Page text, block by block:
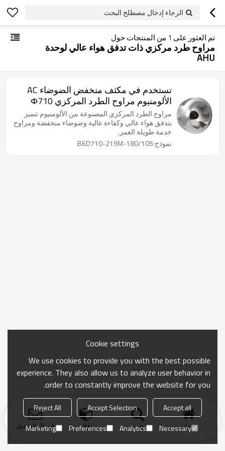
الرجاء إدخال مصطلح البحث
تم العثور على 1 من المنتجات حول
مراوح طرد مركزي ذات تدفق هواء عالي لوحدة
AHU
تستخدم في مكثف منخفض الضوضاء AC
الألومنيوم مراوح الطرد المركزي Φ710
تخصيص
مراوح الطرد المركزي المصنوعة من الألومنيوم تتميز
بتدفق هواء عالي وكفاءة عالية وضوضاء منخفضة ومراوح
خدمة طويلة العمر.
نموذج:B6D710-219M-180/105
منزل بحث فئة ارسال التحقيق
Cookie settings
We use cookies to provide you with the best possible
experience. They also allow us to analyze user behavior in
order to constantly improve the website for you.
Accept all
Accept Selection
Reject All
Necessary
Analytics
Preferences
Marketing